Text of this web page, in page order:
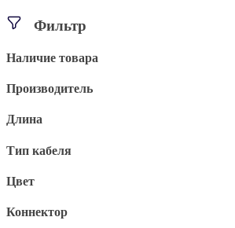
Фильтр
Наличие товара
Производитель
Длина
Тип кабеля
Цвет
Коннектор